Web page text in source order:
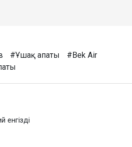
#Ұшақ апаты
#Bek Air
енгізді